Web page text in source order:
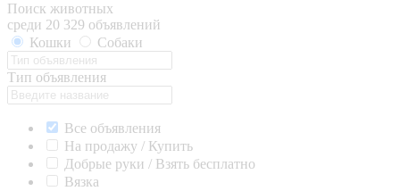
Поиск животных
среди 20 329 объявлений
Кошки
Собаки
Тип объявления
Все объявления
На продажу / Купить
Добрые руки / Взять бесплатно
Вязка